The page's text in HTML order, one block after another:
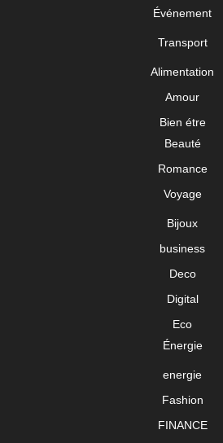
Événement
Transport
Alimentation
Amour
Bien étre
Beauté
Romance
Voyage
Bijoux
business
Deco
Digital
Eco
Énergie
energie
Fashion
FINANCE